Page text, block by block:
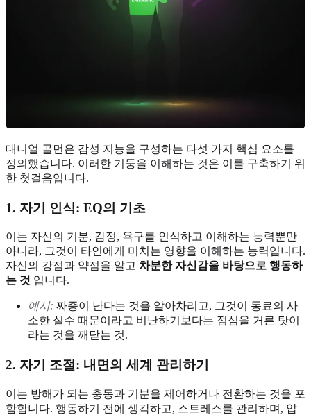
대니얼 골먼은 감성 지능을 구성하는 다섯 가지 핵심 요소를
정의했습니다. 이러한 기둥을 이해하는 것은 이를 구축하기 위
한 첫걸음입니다.
1. 자기 인식: EQ의 기초
이는 자신의 기분, 감정, 욕구를 인식하고 이해하는 능력뿐만
아니라, 그것이 타인에게 미치는 영향을 이해하는 능력입니다.
자신의 강점과 약점을 알고 차분한 자신감을 바탕으로 행동하
는 것 입니다.
예시: 짜증이 난다는 것을 알아차리고, 그것이 동료의 사
소한 실수 때문이라고 비난하기보다는 점심을 거른 탓이
라는 것을 깨닫는 것.
2. 자기 조절: 내면의 세계 관리하기
이는 방해가 되는 충동과 기분을 제어하거나 전환하는 것을 포
함합니다. 행동하기 전에 생각하고, 스트레스를 관리하며, 압